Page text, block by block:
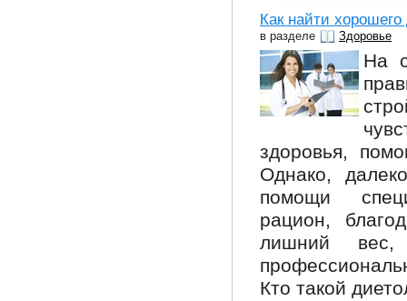
Как найти хорошего
в разделе Здоровье
На
здоровья,
Однако,
помощи
рацион,
лишний
Кто такой